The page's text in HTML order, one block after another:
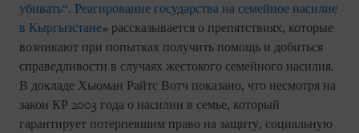
убивать“. Реагирование государства на семейное насилие
в Кыргызстане» рассказывается о препятствиях, которые
возникают при попытках получить помощь и добиться
справедливости в случаях жестокого семейного насилия.
В докладе Хьюман Райтс Вотч показано, что несмотря на
закон КР 2003 года о насилии в семье, который
гарантирует потерпевшим право на защиту, социальную